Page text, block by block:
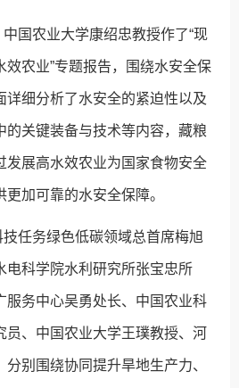
国农业大学康绍忠教授作了“现
效农业”专题报告，围绕水安全保
详细分析了水安全的紧迫性以及
的关键装备与技术等内容，藏粮
发展高水效农业为国家食物安全
加可靠的水安全保障。
任务绿色低碳领域总首席梅旭
电科学院水利研究所张宝忠所
服务中心吴勇处长、中国农业科
员、中国农业大学王璞教授、河
别围绕协同提升旱地生产力、